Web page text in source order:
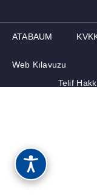
ATABAUM
Web Kılavuzu
Telif